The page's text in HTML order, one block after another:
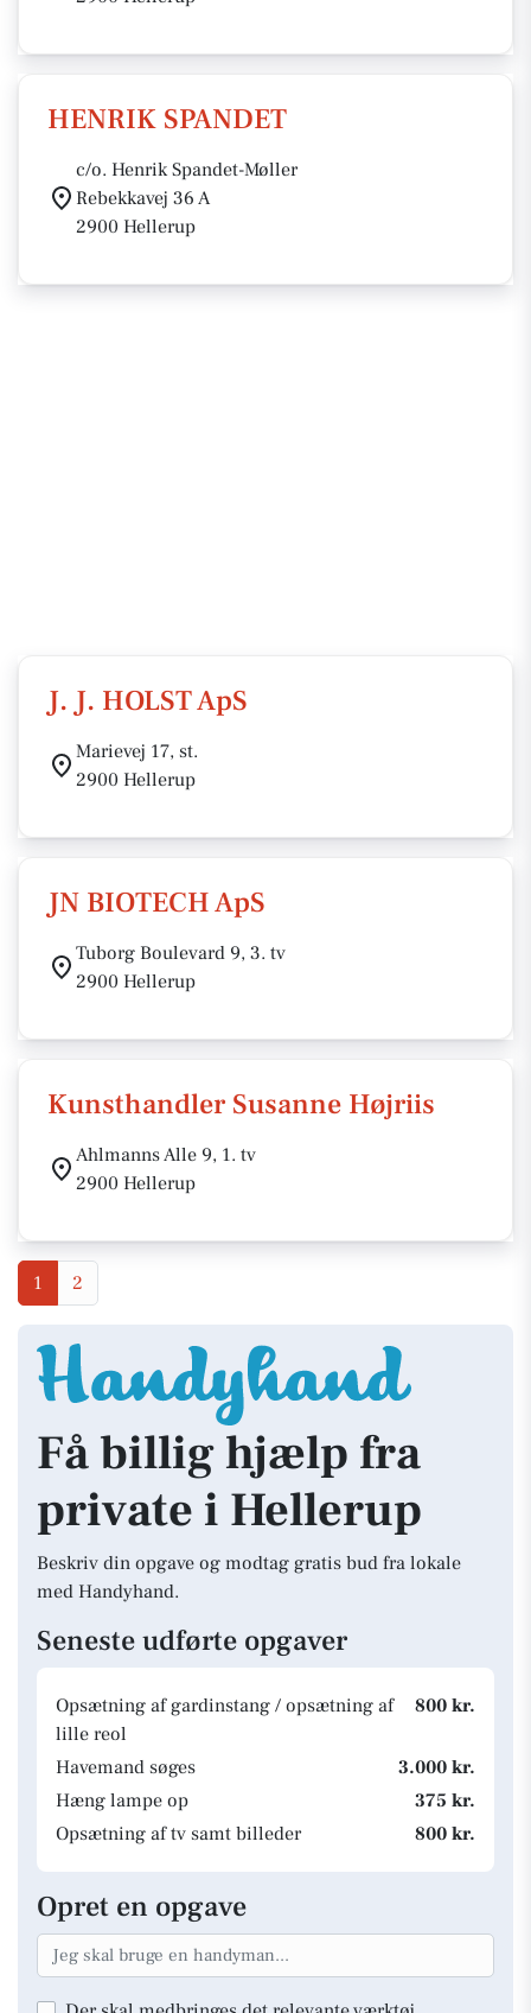
HENRIK SPANDET
c/o. Henrik Spandet-Møller
Rebekkavej 36 A
2900 Hellerup
J. J. HOLST ApS
Marievej 17, st.
2900 Hellerup
JN BIOTECH ApS
Tuborg Boulevard 9, 3. tv
2900 Hellerup
Kunsthandler Susanne Højriis
Ahlmanns Alle 9, 1. tv
2900 Hellerup
1 2
Få billig hjælp fra
private i Hellerup
Beskriv din opgave og modtag gratis bud fra lokale
med Handyhand.
Seneste udførte opgaver
Opsætning af gardinstang / opsætning af
lille reol
800 kr.
Havemand søges
3.000 kr.
Hæng lampe op
375 kr.
Opsætning af tv samt billeder
800 kr.
Opret en opgave